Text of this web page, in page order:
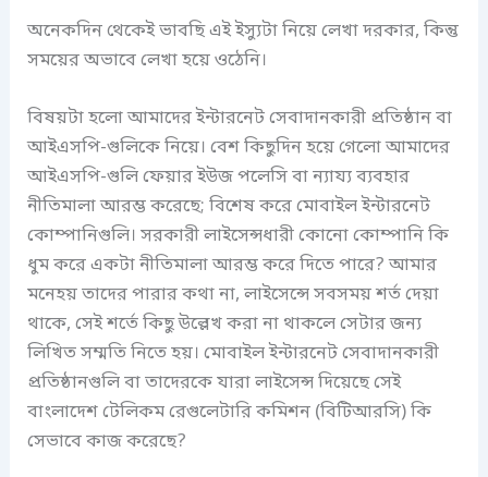
অনেকদিন থেকেই ভাবছি এই ইস্যুটা নিয়ে লেখা দরকার, কিন্তু
সময়ের অভাবে লেখা হয়ে ওঠেনি।
বিষয়টা হলো আমাদের ইন্টারনেট সেবাদানকারী প্রতিষ্ঠান বা
আইএসপি-গুলিকে নিয়ে। বেশ কিছুদিন হয়ে গেলো আমাদের
আইএসপি-গুলি ফেয়ার ইউজ পলেসি বা ন্যায্য ব্যবহার
নীতিমালা আরম্ভ করেছে; বিশেষ করে মোবাইল ইন্টারনেট
কোম্পানিগুলি। সরকারী লাইসেন্সধারী কোনো কোম্পানি কি
ধুম করে একটা নীতিমালা আরম্ভ করে দিতে পারে? আমার
মনেহয় তাদের পারার কথা না, লাইসেন্সে সবসময় শর্ত দেয়া
থাকে, সেই শর্তে কিছু উল্লেখ করা না থাকলে সেটার জন্য
লিখিত সম্মতি নিতে হয়। মোবাইল ইন্টারনেট সেবাদানকারী
প্রতিষ্ঠানগুলি বা তাদেরকে যারা লাইসেন্স দিয়েছে সেই
বাংলাদেশ টেলিকম রেগুলেটারি কমিশন (বিটিআরসি) কি
সেভাবে কাজ করেছে?